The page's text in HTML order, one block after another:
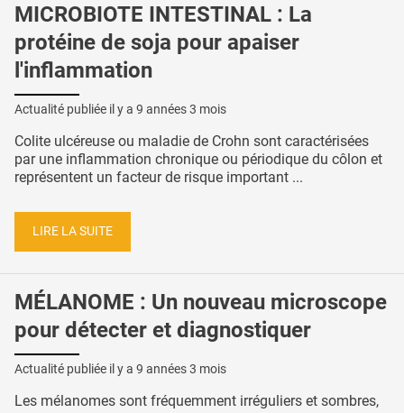
MICROBIOTE INTESTINAL : La
protéine de soja pour apaiser
l'inflammation
Actualité publiée il y a 9 années 3 mois
Colite ulcéreuse ou maladie de Crohn sont caractérisées
par une inflammation chronique ou périodique du côlon et
représentent un facteur de risque important ...
LIRE LA SUITE
MÉLANOME : Un nouveau microscope
pour détecter et diagnostiquer
Actualité publiée il y a 9 années 3 mois
Les mélanomes sont fréquemment irréguliers et sombres,